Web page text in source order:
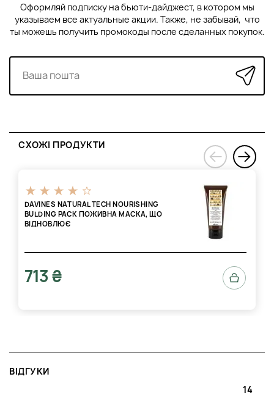
Оформляй подписку на бьюти-дайджест, в котором мы
указываем все актуальные акции. Также, не забывай, что
ты можешь получить промокоды после сделанных покупок.
СХОЖІ ПРОДУКТИ
DAVINES NATURAL TECH NOURISHING
BULDING PAСK ПОЖИВНА МАСКА, ЩО
ВІДНОВЛЮЄ
713 ₴
‹
›
ВІДГУКИ
14